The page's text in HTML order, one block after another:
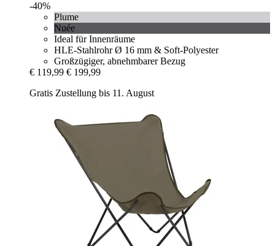
-40%
Plume
Nuée
Ideal für Innenräume
HLE-Stahlrohr Ø 16 mm & Soft-Polyester
Großzügiger, abnehmbarer Bezug
€ 119,99 € 199,99
Gratis Zustellung bis 11. August